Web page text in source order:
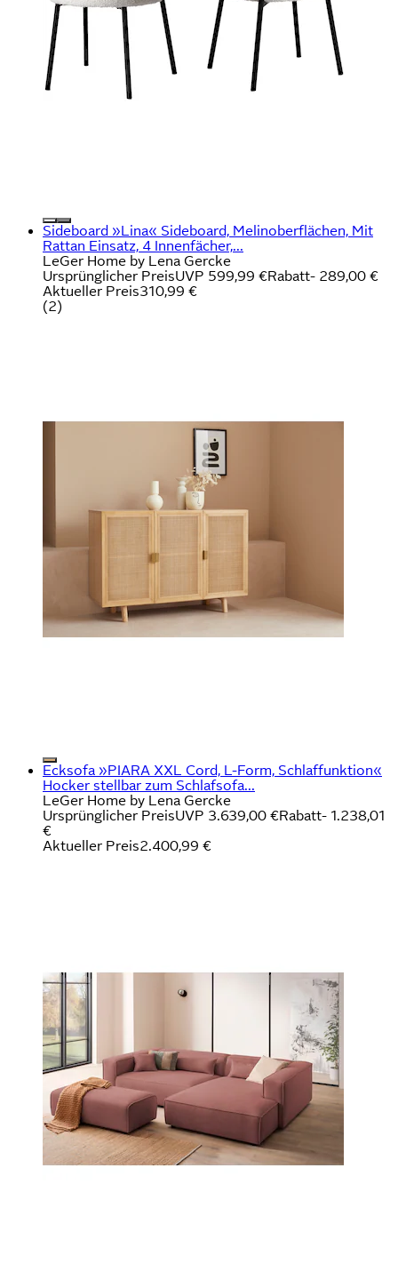
Sideboard »Lina« Sideboard, Melinoberflächen, Mit
Rattan Einsatz, 4 Innenfächer,...
LeGer Home by Lena Gercke
Ursprünglicher PreisUVP 599,99 €Rabatt- 289,00 €
Aktueller Preis310,99 €
(2)
Ecksofa »PIARA XXL Cord, L-Form, Schlaffunktion«
Hocker stellbar zum Schlafsofa...
LeGer Home by Lena Gercke
Ursprünglicher PreisUVP 3.639,00 €Rabatt- 1.238,01
€
Aktueller Preis2.400,99 €